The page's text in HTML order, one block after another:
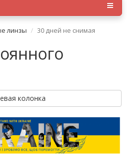
линзы 30 дней не снимая
колонка